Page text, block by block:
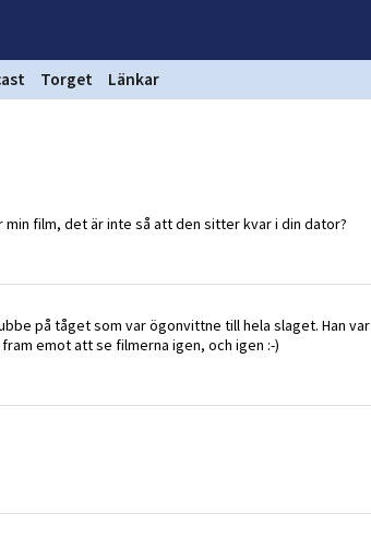
Torget Länkar
film, det är inte så att den sitter kvar i din dator?
på tåget som var ögonvittne till hela slaget. Han var
emot att se filmerna igen, och igen :-)